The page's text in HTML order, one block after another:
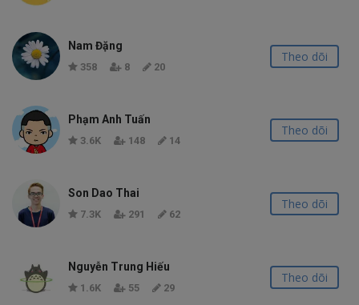
Nam Đặng
358 8 20
Theo dõi
Phạm Anh Tuấn
3.6K 148 14
Theo dõi
Son Dao Thai
7.3K 291 62
Theo dõi
Nguyễn Trung Hiếu
1.6K 55 29
Theo dõi